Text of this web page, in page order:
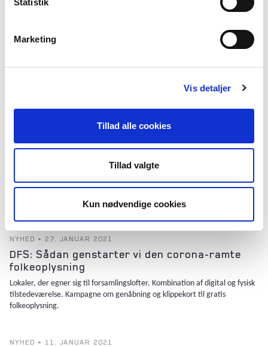
Statistik
Marketing
Vis detaljer
Tillad alle cookies
Tillad valgte
Kun nødvendige cookies
”Vi vil vise, at vi stadig er her, og så kommer vi længere ud end vores eget
COVID-19 Kulturpuljen åbner ny runde for
Ansøgningsfristen er mandag d. 15. marts kl. 23.59.
NYHED • 8. FEBRUAR 2021
Folkehøjskolerne åbner den virtuelle højskole, der er frit tilgængelig for
hele Danmark. Det er højskolernes tak til samfundet for den støtte, de har
NYHED • 27. JANUAR 2021
DFS: Sådan genstarter vi den corona-ramte
folkeoplysning
Lokaler, der egner sig til forsamlingslofter. Kombination af digital og fysisk
tilstedeværelse. Kampagne om genåbning og klippekort til gratis
folkeoplysning.
NYHED • 11. JANUAR 2021